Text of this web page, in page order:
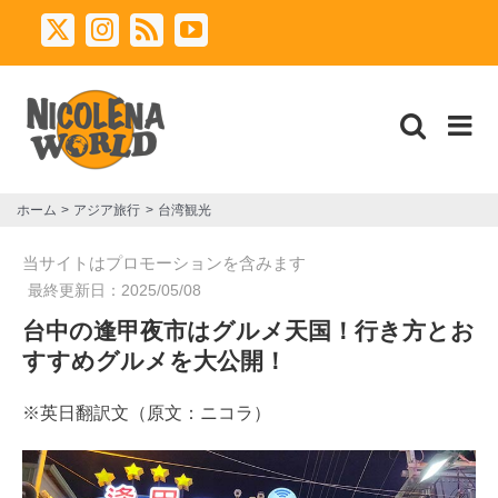
X Instagram
Rss YouTube
ホーム アジア旅行 台湾観光
当サイトはプロモーションを含みます
最終更新日： 2025/05/08
台中の逢甲夜市はグルメ天国！行き方とお
すすめグルメを大公開！
※英日翻訳文（原文：ニコラ）